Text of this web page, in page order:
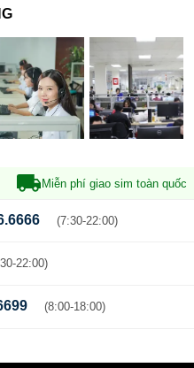
Miễn phí giao sim toàn quốc
(7:30-22:00)
22:00)
(8:00-18:00)